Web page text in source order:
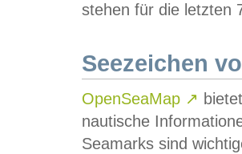
stehen für die letzten
Seezeichen
OpenSeaMap ↗
nautische
Seamarks sind